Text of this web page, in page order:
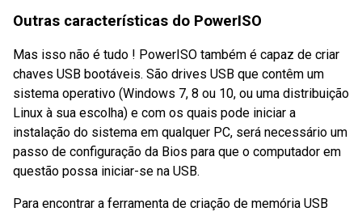
Outras características do PowerISO
Mas isso não é tudo ! PowerISO também é capaz de criar
chaves USB bootáveis. São drives USB que contêm um
sistema operativo (Windows 7, 8 ou 10, ou uma distribuição
Linux à sua escolha) e com os quais pode iniciar a
instalação do sistema em qualquer PC, será necessário um
passo de configuração da Bios para que o computador em
questão possa iniciar-se na USB.
Para encontrar a ferramenta de criação de memória USB